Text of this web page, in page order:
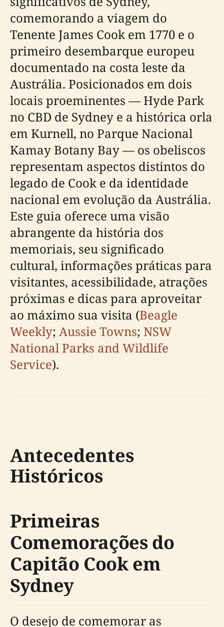
comemorando a viagem do
Tenente James Cook em 1770 e o
primeiro desembarque europeu
documentado na costa leste da
Austrália. Posicionados em dois
locais proeminentes — Hyde Park
no CBD de Sydney e a histórica orla
em Kurnell, no Parque Nacional
Kamay Botany Bay — os obeliscos
representam aspectos distintos do
legado de Cook e da identidade
nacional em evolução da Austrália.
Este guia oferece uma visão
abrangente da história dos
memoriais, seu significado
cultural, informações práticas para
visitantes, acessibilidade, atrações
próximas e dicas para aproveitar
ao máximo sua visita (Beagle
Weekly; Aussie Towns; NSW
National Parks and Wildlife
Service).
Antecedentes
Históricos
Primeiras
Comemorações do
Capitão Cook em
Sydney
O desejo de comemorar as